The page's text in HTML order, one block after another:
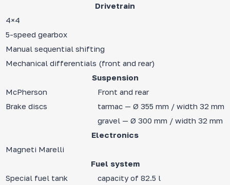
Drivetrain
4×4
5-speed gearbox
Manual sequential shifting
Mechanical differentials (front and rear)
Suspension
McPherson
Front and rear
Brake discs
tarmac — Ø 355 mm / width 32 mm
gravel — Ø 300 mm / width 32 mm
Electronics
Magneti Marelli
Fuel system
Special fuel tank
capacity of 82.5 l